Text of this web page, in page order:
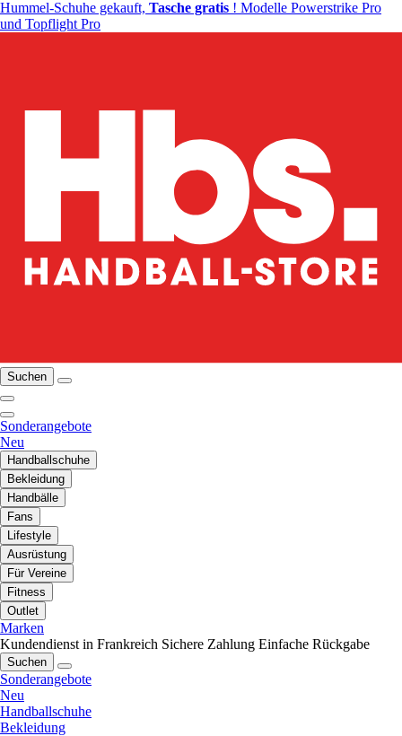
Hummel-Schuhe gekauft, Tasche gratis ! Modelle Powerstrike Pro
und Topflight Pro
Suchen
Sonderangebote
Neu
Handballschuhe
Bekleidung
Handbälle
Fans
Lifestyle
Ausrüstung
Für Vereine
Fitness
Outlet
Marken
Kundendienst in Frankreich Sichere Zahlung Einfache Rückgabe
Suchen
Sonderangebote
Neu
Handballschuhe
Bekleidung